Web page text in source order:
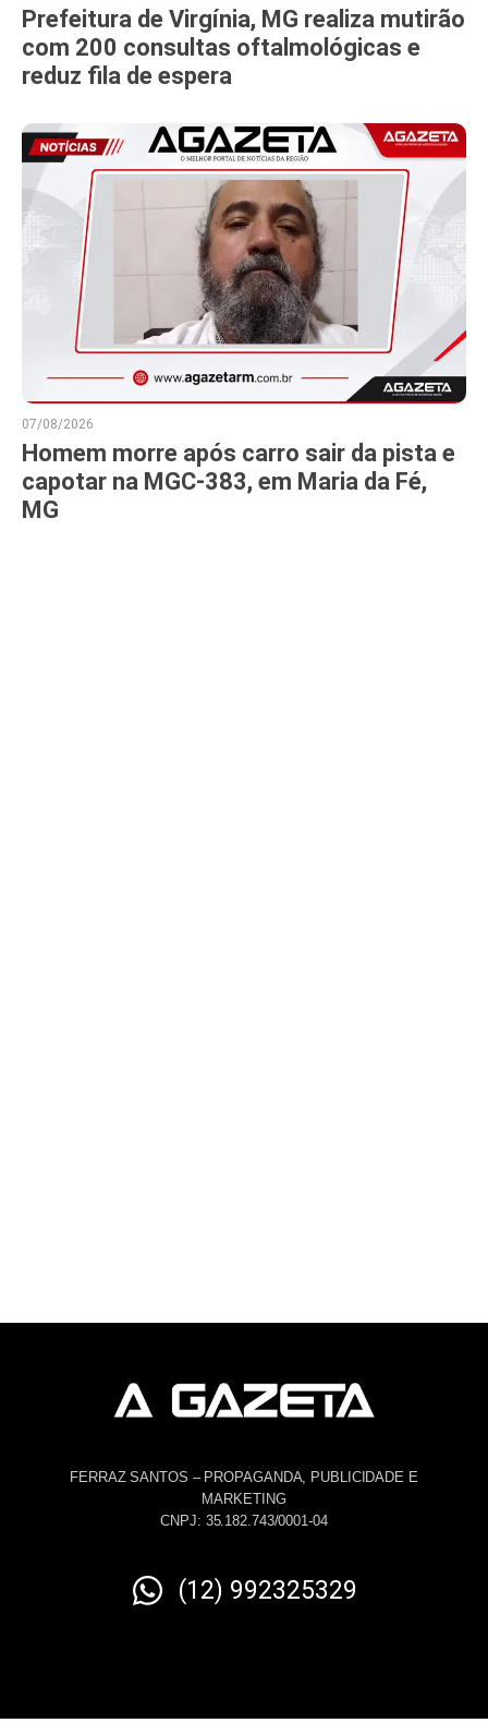
Prefeitura de Virgínia, MG realiza mutirão
com 200 consultas oftalmológicas e
reduz fila de espera
07/08/2026
Homem morre após carro sair da pista e
capotar na MGC-383, em Maria da Fé,
MG
FERRAZ SANTOS – PROPAGANDA, PUBLICIDADE E
MARKETING
CNPJ: 35.182.743/0001-04
(12) 992325329